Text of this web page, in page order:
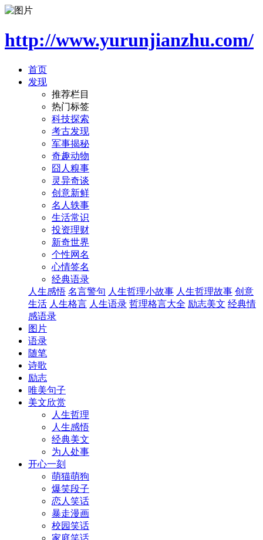
http://www.yurunjianzhu.com/
首页
发现
推荐栏目
热门标签
科技探索
考古发现
军事揭秘
奇趣动物
囧人糗事
灵异奇谈
创意新鲜
名人轶事
生活常识
投资理财
新奇世界
个性网名
心情签名
经典语录
人生感悟 名言警句 人生哲理小故事 人生哲理故事 创意
生活 人生格言 人生语录 哲理格言大全 励志美文 经典情
感语录
图片
语录
随笔
诗歌
励志
唯美句子
美文欣赏
人生哲理
人生感悟
经典美文
为人处事
开心一刻
萌猫萌狗
爆笑段子
恋人笑话
暴走漫画
校园笑话
家庭笑话